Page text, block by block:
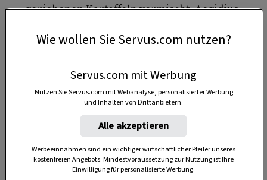
geriebenen Kartoffeln vermischt. Aegidius
Ottobeuren, empfiehlt als Beilage frisches
4 Portionen
20 Minuten
Wie wollen Sie Servus.com nutzen?
Servus.com mit Werbung
Nutzen Sie Servus.com mit Webanalyse, personalisierter Werbung
und Inhalten von Drittanbietern.
Alle akzeptieren
Werbeeinnahmen sind ein wichtiger wirtschaftlicher Pfeiler unseres
kostenfreien Angebots. Mindestvoraussetzung zur Nutzung ist Ihre
Einwilligung für personalisierte Werbung.